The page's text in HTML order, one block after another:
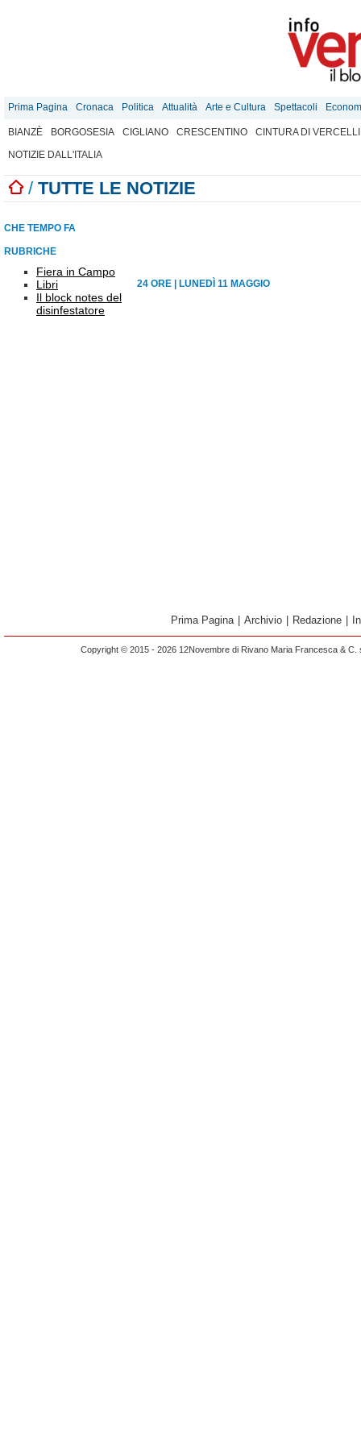
Prima Pagina Cronaca Politica Attualità Arte e Cultura Spettacoli
BIANZÈ BORGOSESIA CIGLIANO CRESCENTINO
CINTURA DI VERCELLI
NOTIZIE DALL'ITALIA
/ TUTTE LE NOTIZIE
CHE TEMPO FA
RUBRICHE
Fiera in Campo
Libri
Il block notes del
disinfestatore
24 ORE LUNEDÌ 11 MAGGIO
Prima Pagina Archivio Redazione
Copyright © 2015 - 2026 12Novembre di Rivano Maria Francesca &